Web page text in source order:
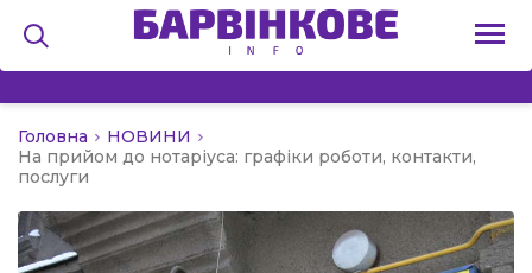
Головна
НОВИНИ
На прийом до нотаріуса: графіки роботи, контакти,
послуги